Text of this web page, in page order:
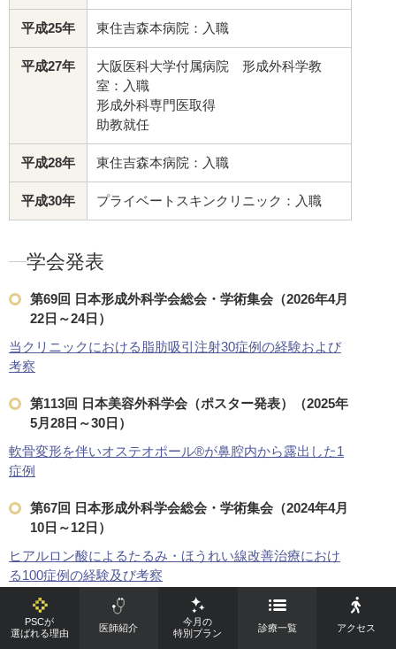
平成25年 東住吉森本病院：入職
平成27年
大阪医科大学付属病院 形成外科学教
室：入職
形成外科専門医取得
助教就任
平成28年 東住吉森本病院：入職
平成30年 プライベートスキンクリニック：入職
学会発表
第69回 日本形成外科学会総会・学術集会（2026年4月
22日～24日）
当クリニックにおける脂肪吸引注射30症例の経験および
考察
第113回 日本美容外科学会（ポスター発表）（2025年
5月28日～30日）
軟骨変形を伴いオステオポール®︎が鼻腔内から露出した1
症例
第67回 日本形成外科学会総会・学術集会（2024年4月
10日～12日）
ヒアルロン酸によるたるみ・ほうれい線改善治療におけ
る100症例の経験及び考察
ヒアルロン酸による鼻の整形93症例の経験及び考察
PSCが
選ばれる理由
医師紹介
今月の
特別プラン
診療一覧 アクセス